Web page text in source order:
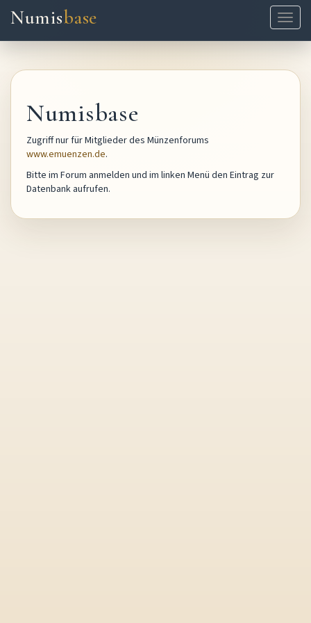
ein-/
Numisbase
Numisbase
Zugriff nur für Mitglieder des Münzenforums
www.emuenzen.de.
Bitte im Forum anmelden und im linken Menü den Eintrag zur
Datenbank aufrufen.